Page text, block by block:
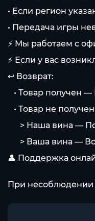
• Если регион
• Передача игры
⚡️ Мы работаем с
⚡️ Если у вас
↩️ Возврат:
⠀• Товар получен
⠀• Товар не
⠀⠀> Наша вина —
⠀⠀> Ваша вина —
👤 Поддержка
При несоблюдении